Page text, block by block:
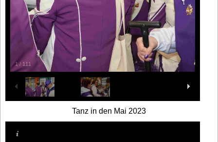
1/ 111
Tanz in den Mai 2023